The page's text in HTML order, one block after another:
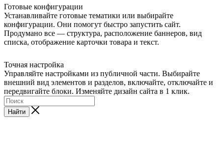
Готовые конфигурации
Устанавливайте готовые тематики или выбирайте
конфигурации. Они помогут быстро запустить сайт.
Продумано все — структура, расположение баннеров, вид
списка, отображение карточки товара и текст.
Точная настройка
Управляйте настройками из публичной части. Выбирайте
внешний вид элементов и разделов, включайте, отключайте и
передвигайте блоки. Изменяйте дизайн сайта в 1 клик.
Найти